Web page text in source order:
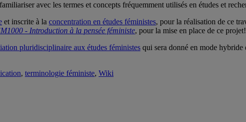
avec les termes et concepts fréquemment utilisés en études et
et inscrite à la concentration en études féministes, pour la réalisation de ce
- Introduction à la pensée féministe, pour la mise en place de ce projet!
pluridisciplinaire aux études féministes qui sera donné en mode
, terminologie féministe, Wiki